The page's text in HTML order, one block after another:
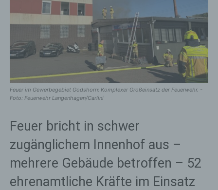
Feuer im Gewerbegebiet Godshorn: Komplexer Großeinsatz der Feuerwehr. -
Foto: Feuerwehr Langenhagen/Carlini
Feuer bricht in schwer
zugänglichem Innenhof aus –
mehrere Gebäude betroffen – 52
ehrenamtliche Kräfte im Einsatz